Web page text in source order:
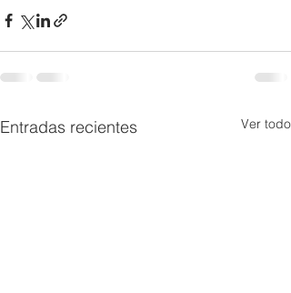
Entradas recientes Ver todo